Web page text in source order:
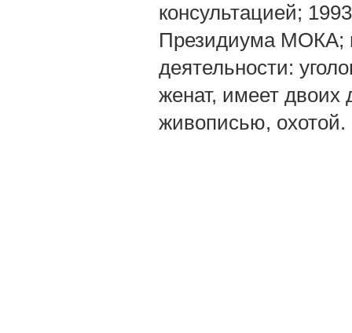
консультацией;
Президиума МОКА;
деятельности:
женат, имеет двоих
живописью, охотой.